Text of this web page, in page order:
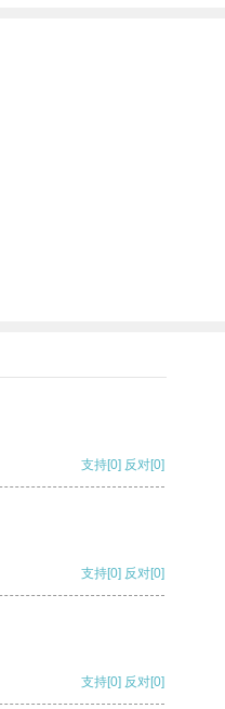
支持[0] 反对[0]
支持[0] 反对[0]
支持[0] 反对[0]